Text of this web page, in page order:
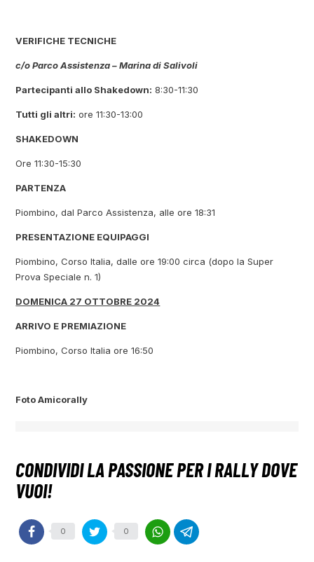
VERIFICHE TECNICHE
c/o Parco Assistenza – Marina di Salivoli
Partecipanti allo Shakedown: 8:30-11:30
Tutti gli altri: ore 11:30-13:00
SHAKEDOWN
Ore 11:30-15:30
PARTENZA
Piombino, dal Parco Assistenza, alle ore 18:31
PRESENTAZIONE EQUIPAGGI
Piombino, Corso Italia, dalle ore 19:00 circa (dopo la Super
Prova Speciale n. 1)
DOMENICA 27 OTTOBRE 2024
ARRIVO E PREMIAZIONE
Piombino, Corso Italia ore 16:50
Foto Amicorally
0 0